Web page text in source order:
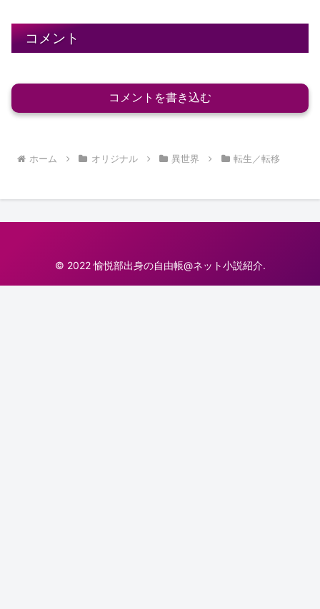
コメント
コメントを書き込む
ホーム オリジナル 異世界 転生／転移
© 2022 愉悦部出身の自由帳@ネット小説紹介.